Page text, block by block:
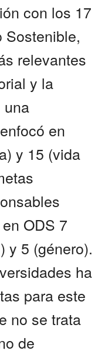
con los 17
Sostenible,
relevantes
y la
una
en
y 15 (vida
ODS 7
y 5 (género).
ha
para este
no se trata
de